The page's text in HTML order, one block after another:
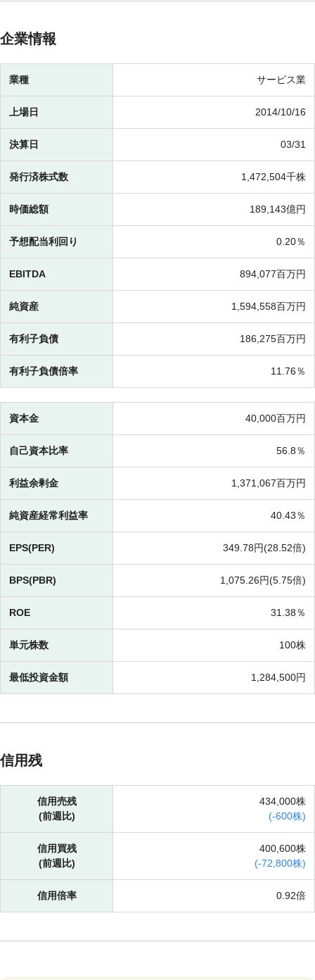
企業情報
業種 サービス業
上場日 2014/10/16
決算日 03/31
発行済株式数 1,472,504千株
時価総額 189,143億円
予想配当利回り 0.20％
EBITDA 894,077百万円
純資産 1,594,558百万円
有利子負債 186,275百万円
有利子負債倍率 11.76％
資本金 40,000百万円
自己資本比率 56.8％
利益余剰金 1,371,067百万円
純資産経常利益率 40.43％
EPS(PER) 349.78円(28.52倍)
BPS(PBR) 1,075.26円(5.75倍)
ROE 31.38％
単元株数 100株
最低投資金額 1,284,500円
信用残
信用売残
(前週比)
434,000株
(-600株)
信用買残
(前週比)
400,600株
(-72,800株)
信用倍率 0.92倍